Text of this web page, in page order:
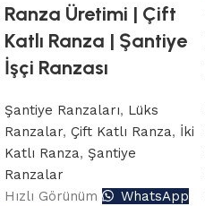
Ranza Üretimi | Çift
Katlı Ranza | Şantiye
İşçi Ranzası
Şantiye Ranzaları, Lüks
Ranzalar, Çift Katlı Ranza, İki
Katlı Ranza, Şantiye
Ranzalar
Hızlı Görünüm
WhatsApp